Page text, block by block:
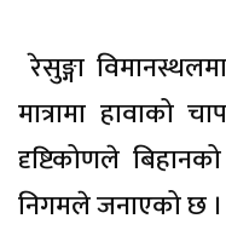
रेसुङ्गा
मात्रामा हावाको
दृष्टिकोणले
निगमले जनाएको छ ।